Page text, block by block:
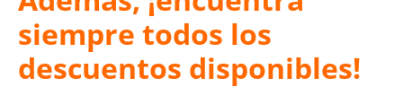
siempre todos los
descuentos disponibles!